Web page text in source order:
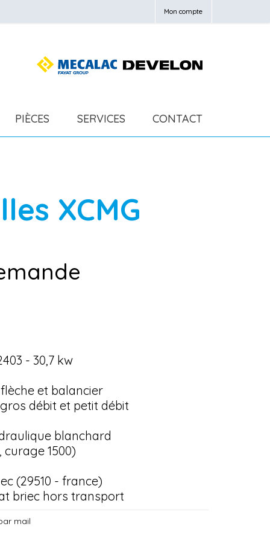
Mon compte
PIÈCES SERVICES CONTACT
XCMG
- 30,7 kw
et balancier
débit et petit débit
blanchard
curage 1500)
(29510 - france)
briec hors transport
mail